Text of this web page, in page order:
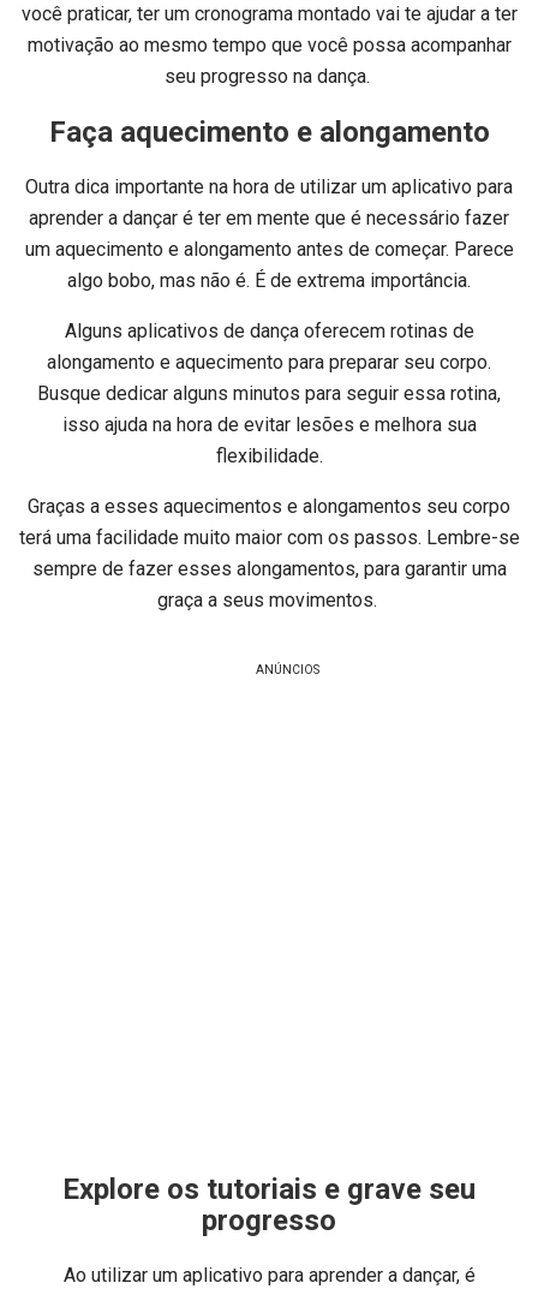
você praticar, ter um cronograma montado vai te ajudar a ter
motivação ao mesmo tempo que você possa acompanhar
seu progresso na dança.
Faça aquecimento e alongamento
Outra dica importante na hora de utilizar um aplicativo para
aprender a dançar é ter em mente que é necessário fazer
um aquecimento e alongamento antes de começar. Parece
algo bobo, mas não é. É de extrema importância.
Alguns aplicativos de dança oferecem rotinas de
alongamento e aquecimento para preparar seu corpo.
Busque dedicar alguns minutos para seguir essa rotina,
isso ajuda na hora de evitar lesões e melhora sua
flexibilidade.
Graças a esses aquecimentos e alongamentos seu corpo
terá uma facilidade muito maior com os passos. Lembre-se
sempre de fazer esses alongamentos, para garantir uma
graça a seus movimentos.
ANÚNCIOS
Explore os tutoriais e grave seu
progresso
Ao utilizar um aplicativo para aprender a dançar, é